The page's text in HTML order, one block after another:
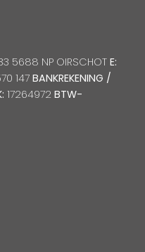
5688 NP OIRSCHOT E:
147 BANKREKENING /
17264972 BTW-